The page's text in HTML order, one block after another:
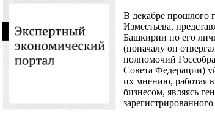
В декабре прошлого
Изместьева,
Башкирии по его
(поначалу он
полномочий
Совета Федерации)
их мнению, работая
бизнесом, являясь